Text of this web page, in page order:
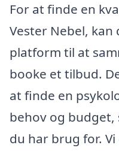
For at finde en
Vester Nebel,
platform til at
booke et tilbud.
at finde en
behov og budget,
du har brug for.